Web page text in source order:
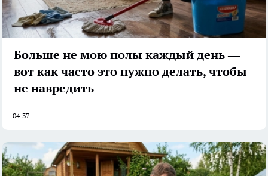
Больше не мою полы каждый день —
вот как часто это нужно делать, чтобы
не навредить
04:37